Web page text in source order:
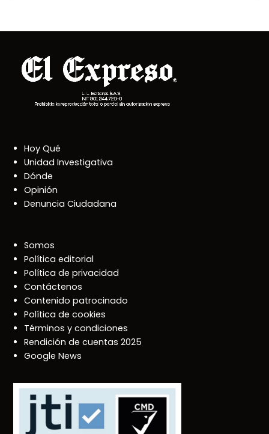
Hoy Qué
Unidad Investigativa
Dónde
Opinión
Denuncia Ciudadana
Somos
Política editorial
Política de privacidad
Contáctenos
Contenido patrocinado
Política de cookies
Términos y condiciones
Rendición de cuentas 2025
Google News